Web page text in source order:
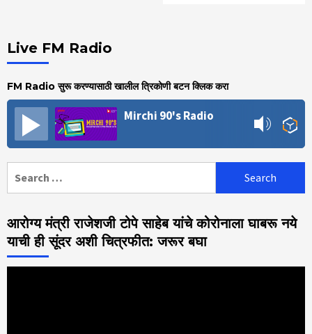
Live FM Radio
FM Radio सुरू करण्यासाठी खालील त्रिकोणी बटन क्लिक करा
Mirchi 90's Radio
for:
आरोग्य मंत्री राजेशजी टोपे साहेब यांचे कोरोनाला घाबरू नये
याची ही सूंदर अशी चित्रफीत: जरूर बघा